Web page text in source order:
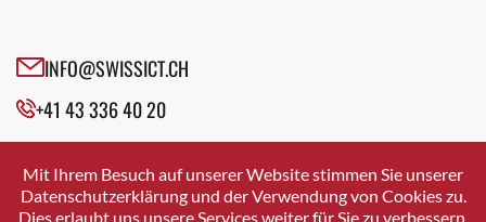
Crissier
Davos Platz
Dierikon
Dietikon
INFO@SWISSICT.CH
+41 43 336 40 20
SWISSICT
VULKANSTRASSE 120
8048 ZURICH
Mit Ihrem Besuch auf unserer Website stimmen Sie unserer
Datenschutzerklärung und der Verwendung von Cookies zu.
Dies erlaubt uns unsere Services weiter für Sie zu verbessern.